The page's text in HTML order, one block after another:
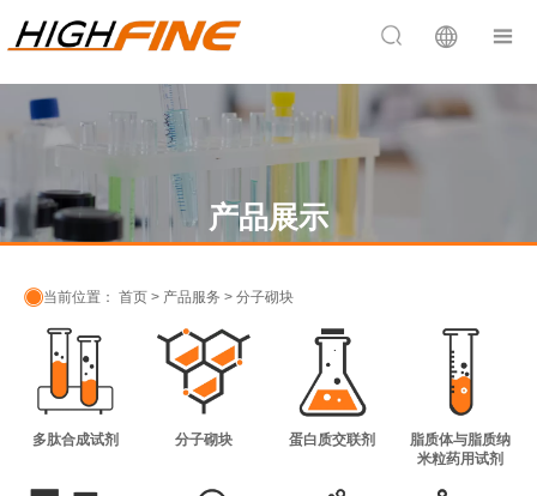
 
产品展示
当前位置： 首页 > 产品服务 > 分子砌块
多肽合成试剂 分子砌块 蛋白质交联剂
脂质体与脂质纳
米粒药用试剂